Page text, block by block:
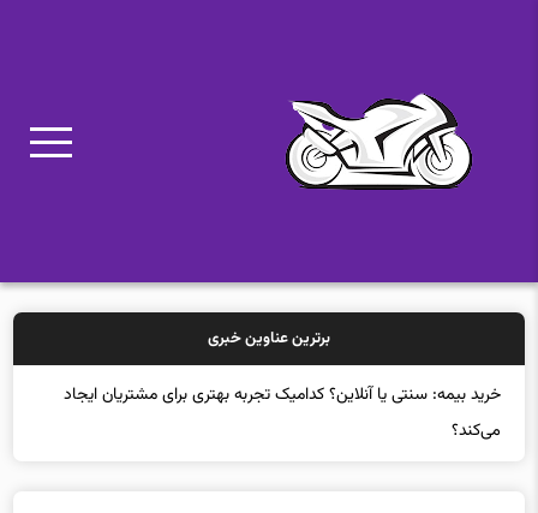
برترین عناوین خبری
خرید بیمه: سنتی یا آنلاین؟ کدامیک تجربه بهتری برای مشتریان ایجاد
می‌کند؟